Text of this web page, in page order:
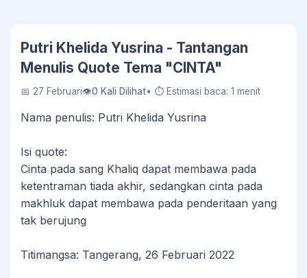
Putri Khelida Yusrina - Tantangan
Menulis Quote Tema "CINTA"
📅 27 Februari👁0 Kali Dilihat• ⏱ Estimasi baca: 1 menit
Nama penulis: Putri Khelida Yusrina
Isi quote:
Cinta pada sang Khaliq dapat membawa pada
ketentraman tiada akhir, sedangkan cinta pada
makhluk dapat membawa pada penderitaan yang
tak berujung
Titimangsa: Tangerang, 26 Februari 2022